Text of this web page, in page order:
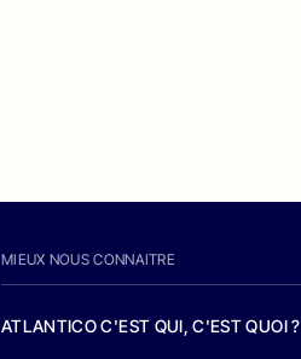
MIEUX NOUS CONNAITRE
ATLANTICO C'EST QUI, C'EST QUOI ?